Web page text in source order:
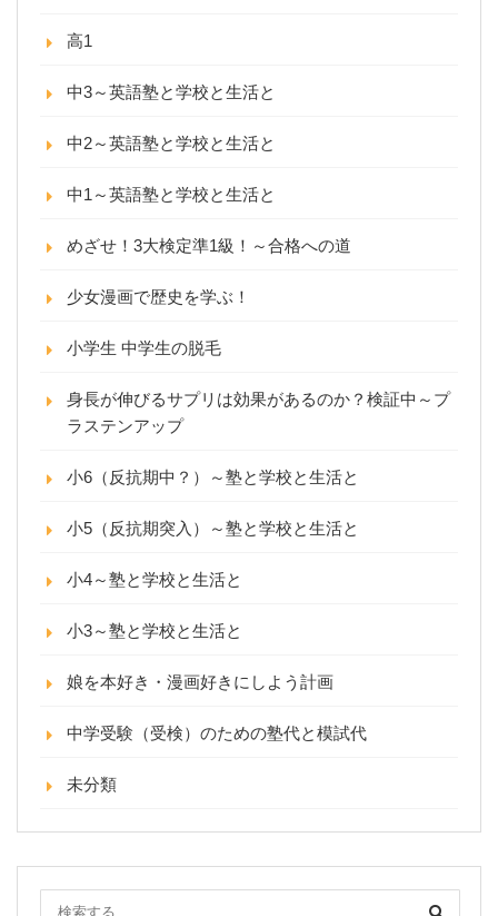
高1
中3～英語塾と学校と生活と
中2～英語塾と学校と生活と
中1～英語塾と学校と生活と
めざせ！3大検定準1級！～合格への道
少女漫画で歴史を学ぶ！
小学生 中学生の脱毛
身長が伸びるサプリは効果があるのか？検証中～プ
ラステンアップ
小6（反抗期中？）～塾と学校と生活と
小5（反抗期突入）～塾と学校と生活と
小4～塾と学校と生活と
小3～塾と学校と生活と
娘を本好き・漫画好きにしよう計画
中学受験（受検）のための塾代と模試代
未分類